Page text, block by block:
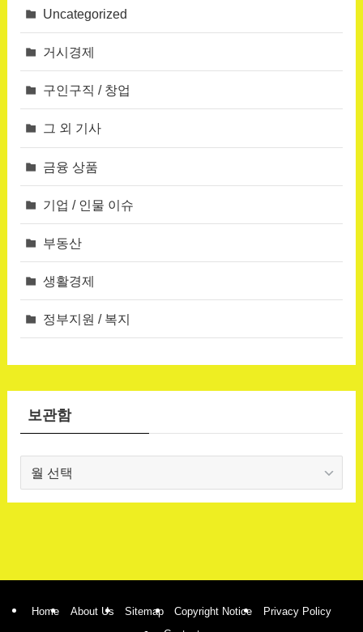
Uncategorized
거시경제
구인구직 / 창업
그 외 기사
금융 상품
기업 / 인물 이슈
부동산
생활경제
정부지원 / 복지
보관함
함
Home About Us Sitemap Copyright Notice
Privacy Policy